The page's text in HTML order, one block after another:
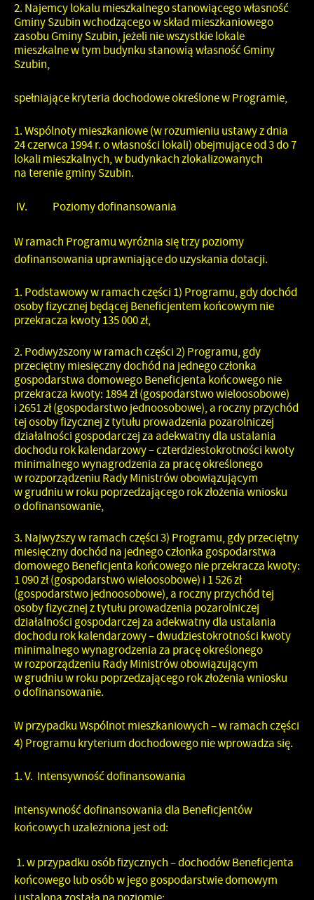
Najemcy lokalu mieszkalnego stanowiącego własność
Gminy Szubin wchodzącego w skład mieszkaniowego
zasobu Gminy Szubin, jeżeli nie wszystkie lokale
mieszkalne w tym budynku stanowią własność Gminy
Szubin,
spełniające kryteria dochodowe określone w Programie,
Wspólnoty mieszkaniowe (w rozumieniu ustawy z dnia
24 czerwca 1994 r. o własności lokali) obejmujące od 3 do 7
lokali mieszkalnych, w budynkach zlokalizowanych
na terenie gminy Szubin.
IV. Poziomy dofinansowania
W ramach Programu wyróżnia się trzy poziomy
dofinansowania uprawniające do uzyskania dotacji.
Podstawowyw ramach części 1) Programu, gdy dochód
osoby fizycznej będącej Beneficjentem końcowym nie
przekracza kwoty135 000 zł,
Podwyższonyw ramach części 2) Programu, gdy
przeciętny miesięczny dochód na jednego członka
gospodarstwa domowego Beneficjenta końcowegonie
przekracza kwoty: 1894 zł (gospodarstwo wieloosobowe)
i 2651 zł (gospodarstwo jednoosobowe), a roczny przychód
tej osoby fizycznej z tytułu prowadzenia pozarolniczej
działalności gospodarczej za adekwatny dla ustalania
dochodu rok kalendarzowy –czterdziestokrotności kwoty
minimalnego wynagrodzeniaza pracę określonego
w rozporządzeniu Rady Ministrów obowiązującym
w grudniu w roku poprzedzającego rok złożenia wniosku
o dofinansowanie,
Najwyższyw ramach części 3) Programu, gdy przeciętny
miesięczny dochód na jednego członka gospodarstwa
domowego Beneficjenta końcowegonie przekracza kwoty:
1 090 zł (gospodarstwo wieloosobowe) i 1 526 zł
(gospodarstwo jednoosobowe), a roczny przychód tej
osoby fizycznej z tytułu prowadzenia pozarolniczej
działalności gospodarczej za adekwatny dla ustalania
dochodu rok kalendarzowy –dwudziestokrotności kwoty
minimalnego wynagrodzenia za pracęokreślonego
w rozporządzeniu Rady Ministrów obowiązującym
w grudniu w roku poprzedzającego rok złożenia wniosku
o dofinansowanie.
W przypadku Wspólnot mieszkaniowych – w ramach części
4) Programu kryterium dochodowego nie wprowadza się.
V. Intensywność dofinansowania
Intensywność dofinansowania dla Beneficjentów
końcowych uzależniona jest od:
1. w przypadku osób fizycznych– dochodów Beneficjenta
końcowego lub osób w jego gospodarstwie domowym